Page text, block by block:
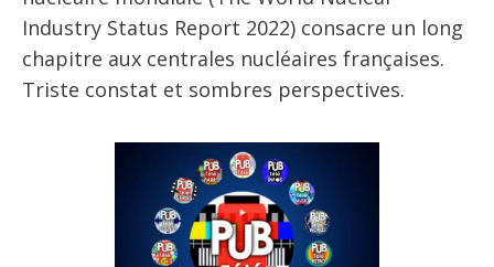
Industry Status Report 2022) consacre un long
chapitre aux centrales nucléaires françaises.
Triste constat et sombres perspectives.